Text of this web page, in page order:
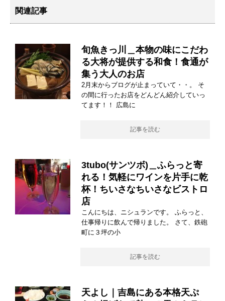
関連記事
旬魚きっ川＿本物の味にこだわ
る大将が提供する和食！食通が
集う大人のお店
2月末からブログが止まっていて・・。 そ
の間に行ったお店をどんどん紹介していっ
てます！！ 広島に
記事を読む
3tubo(サンツボ)＿ふらっと寄
れる！気軽にワインを片手に乾
杯！ちいさなちいさなビストロ
店
こんにちは、ニシュランです。 ふらっと、
仕事帰りに飲んで帰りました。 さて、鉄砲
町に３坪の小
記事を読む
天よし｜吉島にある本格天ぷ